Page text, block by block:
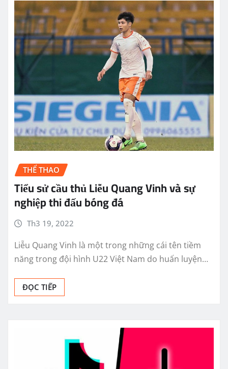
THỂ THAO
Tiểu sử cầu thủ Liễu Quang Vinh và sự
nghiệp thi đấu bóng đá
Th3 19, 2022
Liễu Quang Vinh là một trong những cái tên tiềm
năng trong đội hình U22 Việt Nam do huấn luyện…
ĐỌC TIẾP